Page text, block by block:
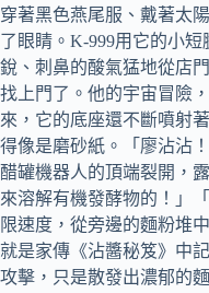
穿著黑色燕尾服、戴著太
了眼睛。K-999用它的小
銳、刺鼻的酸氣猛地從店
找上門了。他的宇宙冒險
來，它的底座還不斷噴射
得像是磨砂紙。「廖沾沾
醋罐機器人的頂端裂開，
來溶解有機發酵物的！」
限速度，從旁邊的麵粉堆
就是家傳《沾醬秘笈》中
攻擊，只是散發出濃郁的